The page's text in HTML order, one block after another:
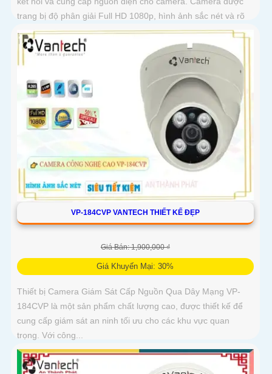
trang bị độ phân giải Full HD 1080p, hình ảnh sắc nét và rõ
ràng
VP-184CVP VANTECH THIẾT KẾ ĐẸP
Giá Bán: 1,900,000 ₫
Giá Khuyến Mại: 30%
Thiết bị Camera Giám Sát Cấp Nguồn Qua Dây Mạng VP-
184CVP là một sản phẩm chất lượng cao, được thiết kế để
cung cấp giám sát an ninh tối ưu cho các khu vực quan
trọng. Với công...